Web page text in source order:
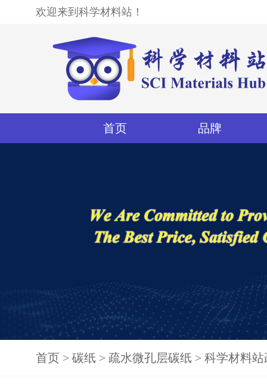
欢迎来到科学材料站！
首页 品牌
首页 > 碳纸 > 疏水微孔层碳纸 > 科学材料